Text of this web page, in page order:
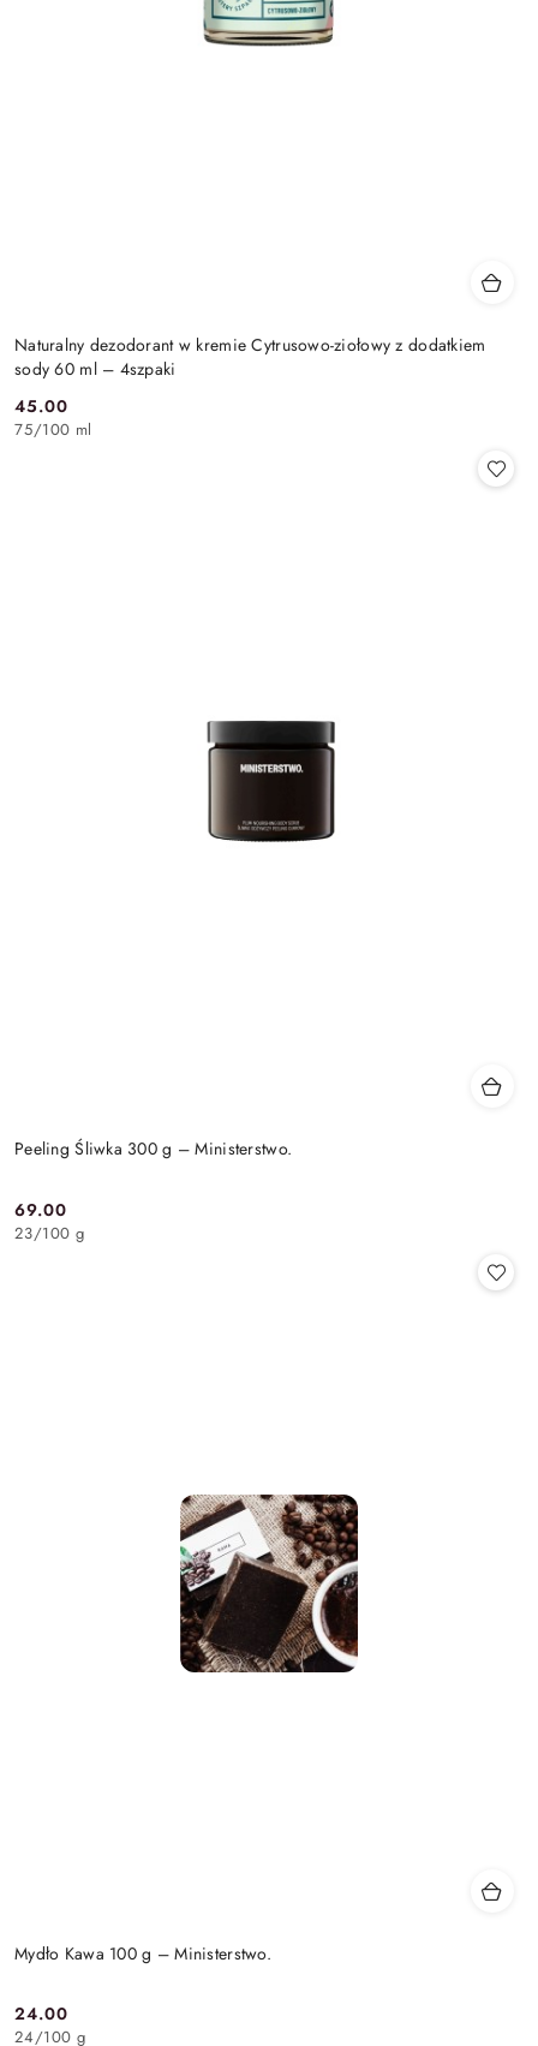
Naturalny dezodorant w kremie Cytrusowo-ziołowy z dodatkiem
sody 60 ml – 4szpaki
Cena:
45.00
75/100 ml
Peeling Śliwka 300 g – Ministerstwo.
Cena:
69.00
23/100 g
Mydło Kawa 100 g – Ministerstwo.
Cena:
24.00
24/100 g